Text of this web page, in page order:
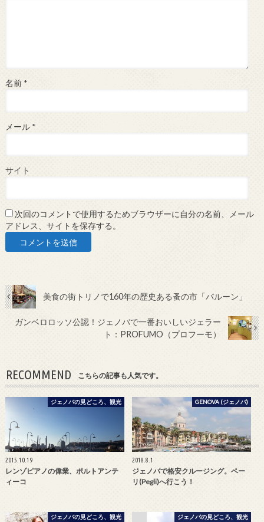
名前 *
メール *
サイト
次回のコメントで使用するためブラウザーに自分の名前、メール
アドレス、サイトを保存する。
美食の街トリノで160年の歴史ある蚤の市「バルーン」
ガンベロロッソ公認！ジェノバで一番おいしいジェラー
ト：PROFUMO（プロフーモ）
RECOMMEND こちらの記事も人気です。
ジェノバの見どころ、観光
2015.10.19
レンゾピアノの偉業、ポルトアンテ
ィーコ
GENOVA (ジェノバ)
2018.8.1
ジェノバで格安クルージング。ペー
リ(Pegli)へ行こう！
ジェノバの見どころ、観光 ジェノバの見どころ、観光